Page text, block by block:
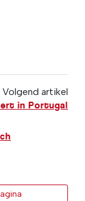
Volgend artikel
in Portugal